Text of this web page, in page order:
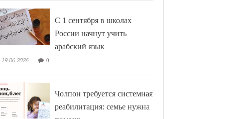
С 1 сентября в школах
России начнут учить
арабский язык
19.06.2026 0
Чолпон требуется системная
реабилитация: семье нужна